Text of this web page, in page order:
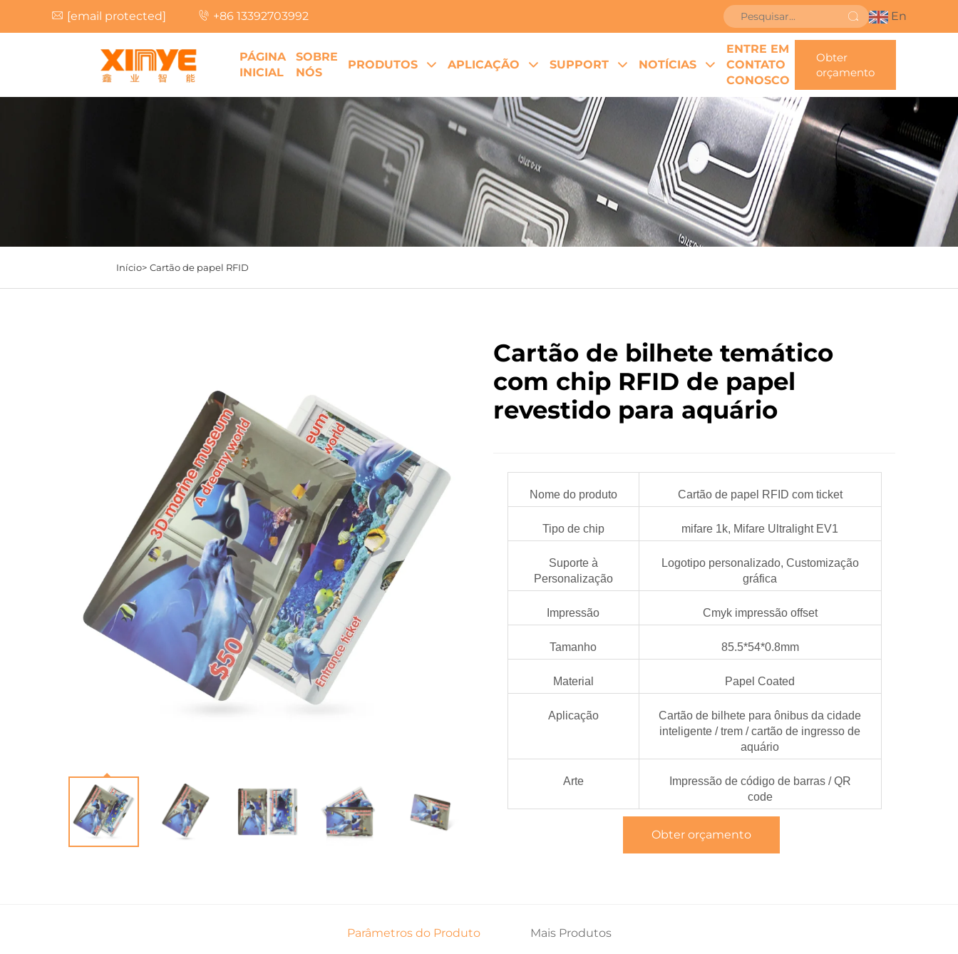
[email protected] +86 13392703992 En
PÁGINA
INICIAL
SOBRE
NÓS
PRODUTOS APLICAÇÃO SUPPORT NOTÍCIAS
ENTRE EM
CONTATO
CONOSCO
Obter
orçamento
Início> Cartão de papel RFID
Cartão de bilhete temático
com chip RFID de papel
revestido para aquário
Nome do produto Cartão de papel RFID com ticket
Tipo de chip mifare 1k, Mifare Ultralight EV1
Suporte à
Personalização
Logotipo personalizado, Customização
gráfica
Impressão Cmyk impressão offset
Tamanho 85.5*54*0.8mm
Material Papel Coated
Aplicação
Cartão de bilhete para ônibus da cidade
inteligente / trem / cartão de ingresso de
aquário
Arte
Impressão de código de barras / QR
code
Obter orçamento
Parâmetros do Produto Mais Produtos